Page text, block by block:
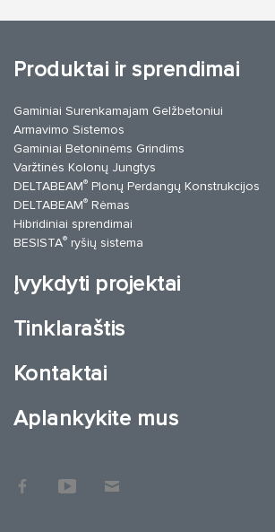
Produktai ir sprendimai
Gaminiai Surenkamajam Gelžbetoniui
Armavimo Sistemos
Gaminiai Betoninėms Grindims
Varžtinės Kolonų Jungtys
DELTABEAM® Plonų Perdangų Konstrukcijos
DELTABEAM® Rėmas
Hibridiniai sprendimai
BESISTA® ryšių sistema
Įvykdyti projektai
Tinklaraštis
Kontaktai
Aplankykite mus